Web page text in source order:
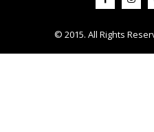
© 2015. All Rights